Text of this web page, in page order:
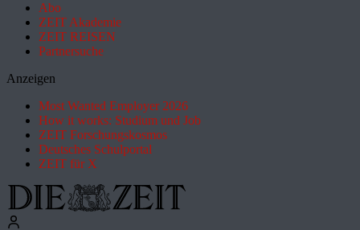
Abo
ZEIT Akademie
ZEIT REISEN
Partnersuche
Anzeigen
Most Wanted Employer 2026
How it works: Studium und Job
ZEIT Forschungskosmos
Deutsches Schulportal
ZEIT für X